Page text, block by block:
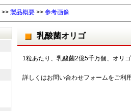
>> 製品概要 >> 参考画像
乳酸菌オリゴ
1粒あたり、乳酸菌2億5千万個、オリ
詳しくはお問い合わせフォームをご利